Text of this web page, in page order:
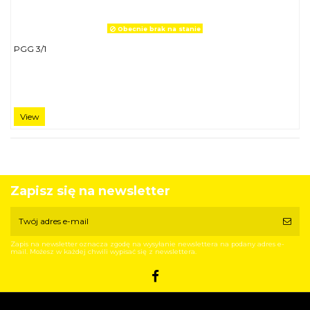
Obecnie brak na stanie
PGG 3/1
View
Zapisz się na newsletter
Zapis na newsletter oznacza zgodę na wysyłanie newslettera na podany adres e-
mail. Możesz w każdej chwili wypisać się z newslettera.